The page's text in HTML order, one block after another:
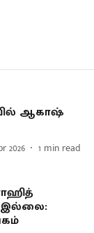
ஆகாஷ்
2026 1 min read
இல்லை: